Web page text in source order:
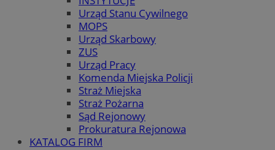
Urząd Stanu Cywilnego
MOPS
Urząd Skarbowy
ZUS
Urząd Pracy
Komenda Miejska Policji
Straż Miejska
Straż Pożarna
Sąd Rejonowy
Prokuratura Rejonowa
KATALOG FIRM